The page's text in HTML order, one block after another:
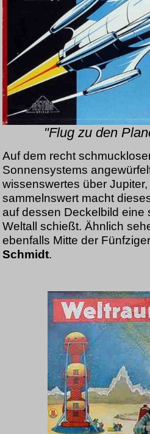
"Flug zu den
Auf dem recht
Sonnensystems
wissenswertes über
sammelnswert macht
auf dessen Deckelbild eine
Weltall schießt. Ähnlich
ebenfalls Mitte der
Schmidt.